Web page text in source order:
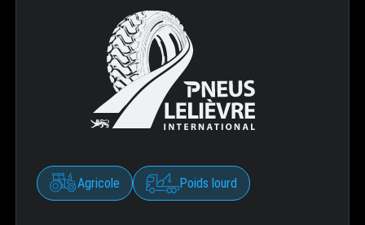
Agricole Poids lourd